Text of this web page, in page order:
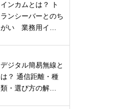
インカムとは？ ト
ランシーバーとのち
がい 業務用イ…
デジタル簡易無線と
は？ 通信距離・種
類・選び方の解…